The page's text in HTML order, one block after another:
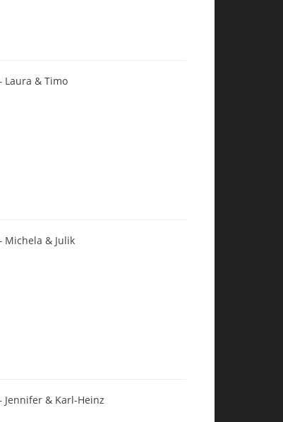
Laura & Timo
Michela & Julik
Jennifer & Karl-Heinz